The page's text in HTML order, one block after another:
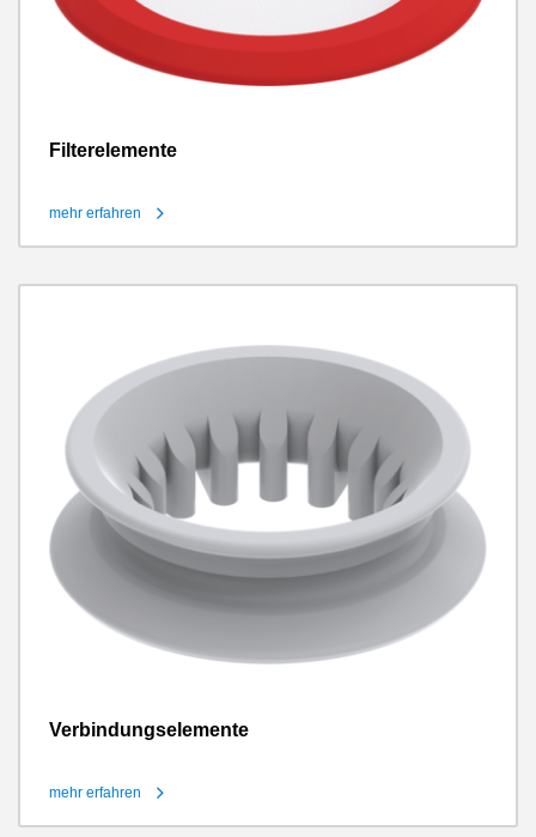
Filterelemente
mehr erfahren
Verbindungselemente
mehr erfahren